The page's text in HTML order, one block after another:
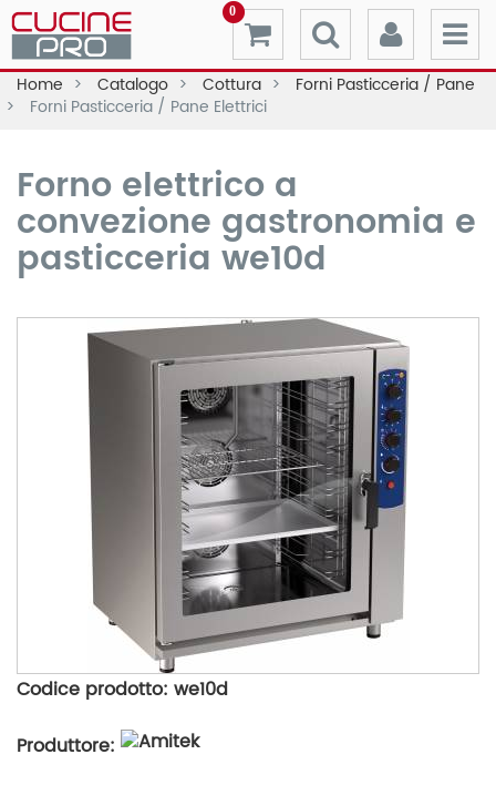
0
Home Catalogo Cottura
Forni Pasticceria / Pane
Forni Pasticceria / Pane Elettrici
Forno elettrico a
convezione gastronomia e
pasticceria we10d
Codice prodotto: we10d
Produttore: